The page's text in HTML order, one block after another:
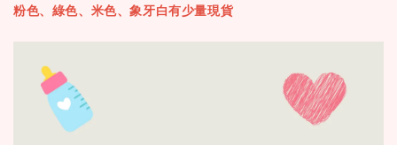
粉色、綠色、米色、象牙白有少量現貨